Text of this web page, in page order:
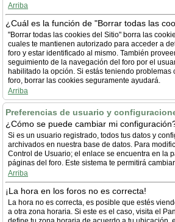
Arriba
¿Cuál es la función de "Borrar todas las
"Borrar todas las cookies del Sitio" borra las
cuales te mantienen autorizado para acceder a
foro y estar identificado al mismo. También
seguimiento de la navegación del foro por el
habilitado la opción. Si estás teniendo problemas
foro, borrar las cookies seguramente ayudará.
Arriba
Preferencias de usuario y
¿Cómo se puede cambiar mi
Si es un usuario registrado, todos tus datos y
archivados en nuestra base de datos. Para
Control de Usuario; el enlace se encuentra en la
páginas del foro. Este sistema te permitirá
Arriba
¡La hora en los foros no es correcta!
La hora no es correcta, es posible que estés
a otra zona horaria. Si este es el caso, visita el